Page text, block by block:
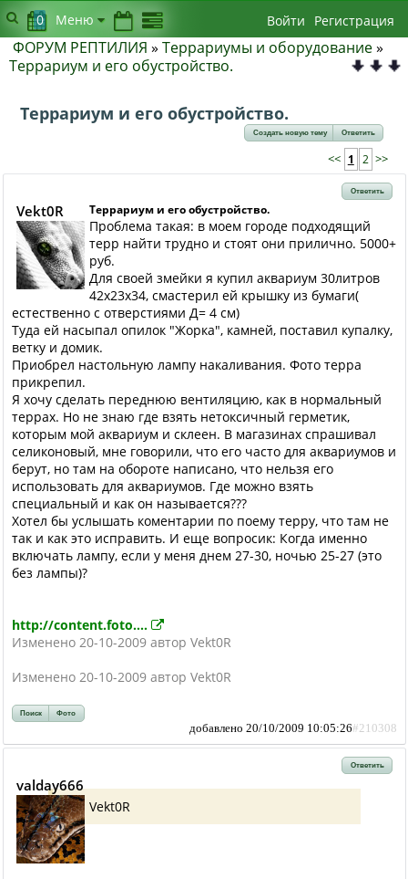
ФОРУМ РЕПТИЛИЯ » Террариумы и оборудование»
Террариум и его обустройство.
Террариум и его обустройство.
Создать новую тему Ответить
<< 1 2 >>
Ответить
Vekt0R Террариум и его обустройство.
Проблема такая: в моем городе подходящий
терр найти трудно и стоят они прилично. 5000+
руб.
Для своей змейки я купил аквариум 30литров
42х23х34, смастерил ей крышку из бумаги(
естественно с отверстиями Д= 4 см)
Туда ей насыпал опилок "Жорка", камней, поставил купалку,
ветку и домик.
Приобрел настольную лампу накаливания. Фото терра
прикрепил.
Я хочу сделать переднюю вентиляцию, как в нормальный
террах. Но не знаю где взять нетоксичный герметик,
которым мой аквариум и склеен. В магазинах спрашивал
селиконовый, мне говорили, что его часто для аквариумов и
берут, но там на обороте написано, что нельзя его
использовать для аквариумов. Где можно взять
специальный и как он называется???
Хотел бы услышать коментарии по поему терру, что там не
так и как это исправить. И еще вопросик: Когда именно
включать лампу, если у меня днем 27-30, ночью 25-27 (это
без лампы)?
http://content.foto....
Изменено 20-10-2009 автор Vekt0R
Изменено 20-10-2009 автор Vekt0R
Поиск Фото
добавлено 20/10/2009 10:05:26#210308
Ответить
valday666
Vekt0R
0 Меню Войти Регистрация